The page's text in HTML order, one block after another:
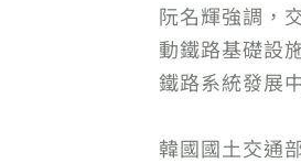
阮名輝強調，
動鐵路基礎設
鐵路系統發展
韓國國土交通